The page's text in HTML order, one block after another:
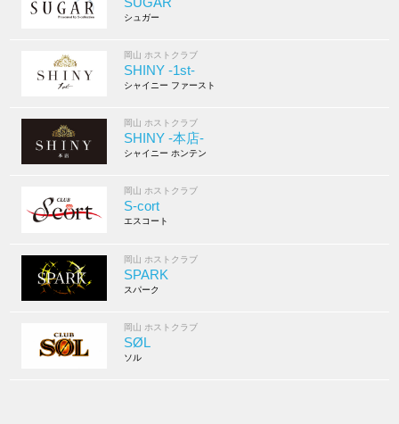
シュガー
岡山 ホストクラブ
SHINY -1st-
シャイニー ファースト
岡山 ホストクラブ
SHINY -本店-
シャイニー ホンテン
岡山 ホストクラブ
S-cort
エスコート
岡山 ホストクラブ
SPARK
スパーク
岡山 ホストクラブ
SØL
ソル